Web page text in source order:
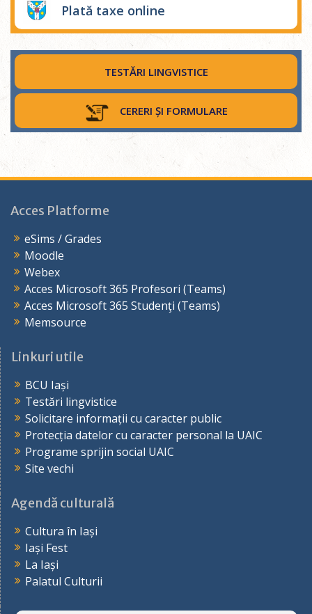
Plată taxe online
TESTĂRI LINGVISTICE
CERERI ȘI FORMULARE
Acces Platforme
eSims / Grades
Moodle
Webex
Acces Microsoft 365 Profesori (Teams)
Acces Microsoft 365 Studenţi (Teams)
Memsource
Linkuri utile
BCU Iași
Testări lingvistice
Solicitare informații cu caracter public
Protecția datelor cu caracter personal la UAIC
Programe sprijin social UAIC
Site vechi
Agendă culturală
Cultura în Iași
Iași Fest
La Iași
Palatul Culturii